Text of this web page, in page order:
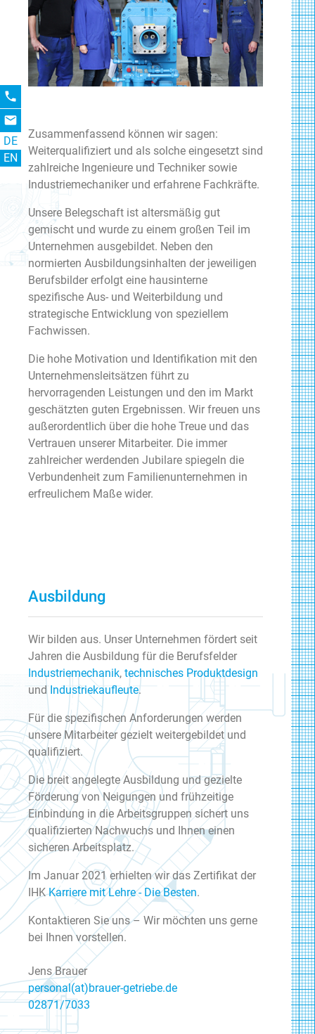
Zusammenfassend können wir sagen:
Weiterqualifiziert und als solche eingesetzt sind
zahlreiche Ingenieure und Techniker sowie
Industriemechaniker und erfahrene Fachkräfte.
Unsere Belegschaft ist altersmäßig gut
gemischt und wurde zu einem großen Teil im
Unternehmen ausgebildet. Neben den
normierten Ausbildungsinhalten der jeweiligen
Berufsbilder erfolgt eine hausinterne
spezifische Aus- und Weiterbildung und
strategische Entwicklung von speziellem
Fachwissen.
Die hohe Motivation und Identifikation mit den
Unternehmensleitsätzen führt zu
hervorragenden Leistungen und den im Markt
geschätzten guten Ergebnissen. Wir freuen uns
außerordentlich über die hohe Treue und das
Vertrauen unserer Mitarbeiter. Die immer
zahlreicher werdenden Jubilare spiegeln die
Verbundenheit zum Familienunternehmen in
erfreulichem Maße wider.
Ausbildung
Wir bilden aus. Unser Unternehmen fördert seit
Jahren die Ausbildung für die Berufsfelder
Industriemechanik, technisches Produktdesign
und Industriekaufleute.
Für die spezifischen Anforderungen werden
unsere Mitarbeiter gezielt weitergebildet und
qualifiziert.
Die breit angelegte Ausbildung und gezielte
Förderung von Neigungen und frühzeitige
Einbindung in die Arbeitsgruppen sichert uns
qualifizierten Nachwuchs und Ihnen einen
sicheren Arbeitsplatz.
Im Januar 2021 erhielten wir das Zertifikat der
IHKKarriere mit Lehre - Die Besten​​.
Kontaktieren Sie uns – Wir möchten uns gerne
bei Ihnen vorstellen.
Jens Brauer
personal(at)brauer-getriebe.de
02871/7033
phone
email
DE
EN